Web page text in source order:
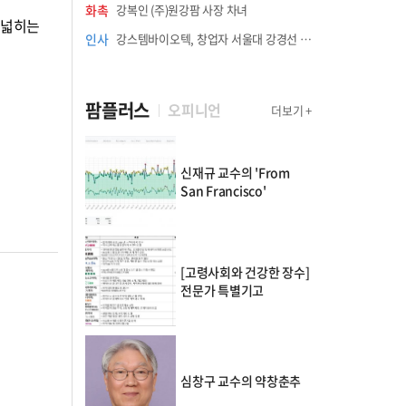
히는
화촉 강복인 (주)원강팜 사장 차녀
인사 강스템바이오텍, 창업자 서울대 강경선 교수 최고과학책임자 선임
팜플러스 오피니언 더보기 +
신재규 교수의 'From
San Francisco'
[고령사회와 건강한 장수]
전문가 특별기고
심창구 교수의 약창춘추